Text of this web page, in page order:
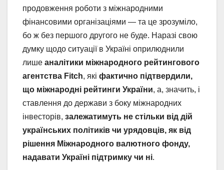
продовження роботи з міжнародними
фінансовими організаціями — та це зрозуміло,
бо ж без першого другого не буде. Наразі свою
думку щодо ситуації в Україні оприлюднили
лише аналітики міжнародного рейтингового
агентства Fitch, які фактично підтвердили,
що міжнародні рейтинги України, а, значить, і
ставлення до держави з боку міжнародних
інвесторів, залежатимуть не стільки від дій
українських політиків чи урядовців, як від
рішення Міжнародного валютного фонду,
надавати Україні підтримку чи ні.